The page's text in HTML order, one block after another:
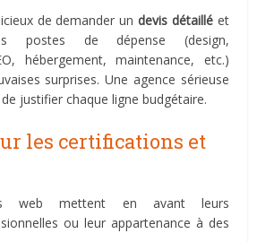
de demander undevis détailléet
postes de dépense (design,
hébergement, maintenance, etc.)
surprises. Une agence sérieuse
justifier chaque ligne budgétaire.
les certifications et
web mettent en avant leurs
ou leur appartenance à des